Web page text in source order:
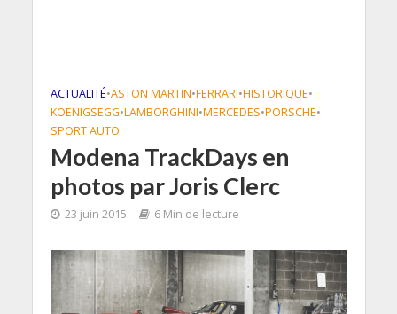
ACTUALITÉ•ASTON MARTIN•FERRARI•HISTORIQUE•
KOENIGSEGG•LAMBORGHINI•MERCEDES•PORSCHE•
SPORT AUTO
Modena TrackDays en
photos par Joris Clerc
23 juin 2015 6 Min de lecture